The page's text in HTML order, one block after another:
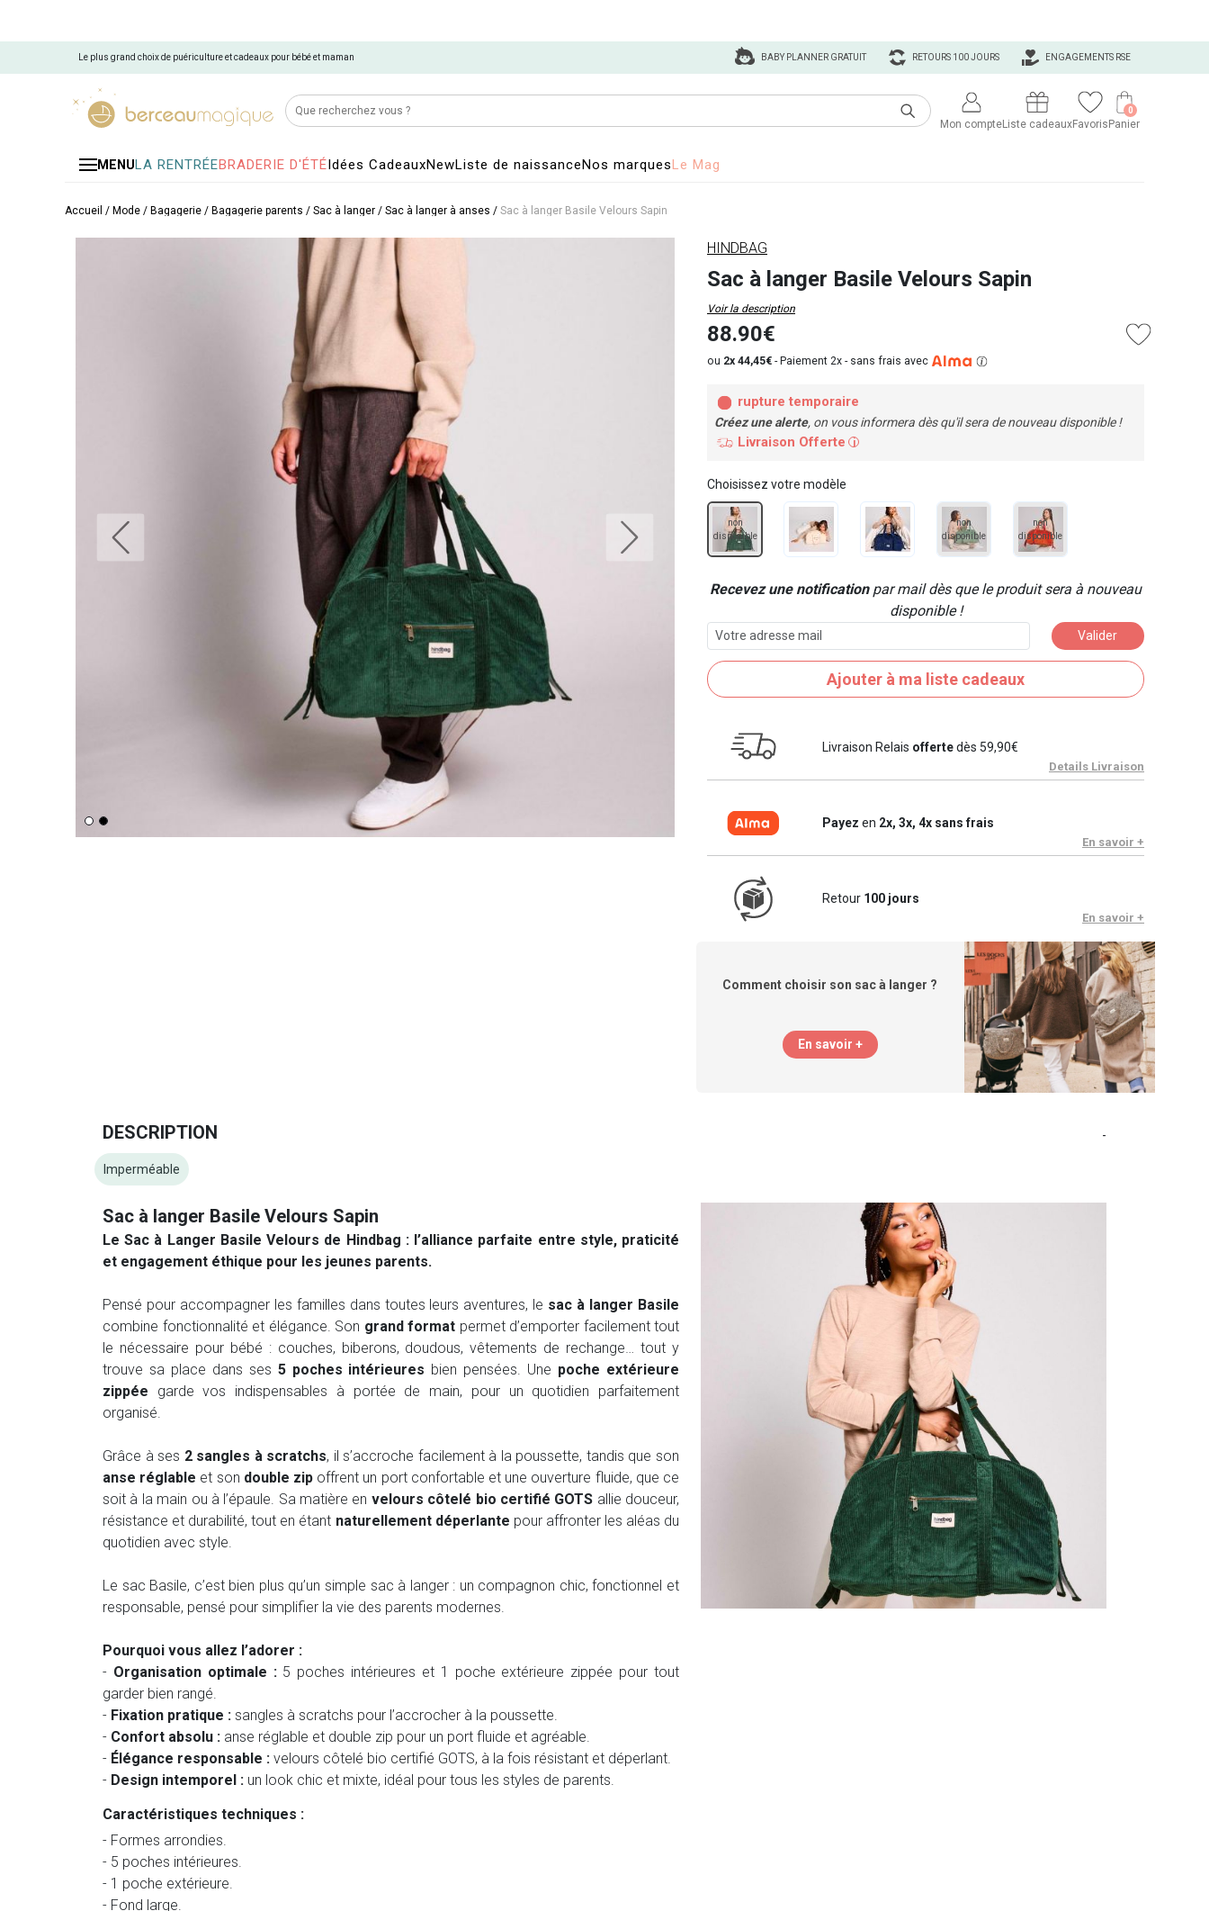
Le plus grand choix de puériculture et cadeaux pour bébé et maman ENGAGEMENTS RSE
RETOURS 100 JOURS
BABY PLANNER GRATUIT
Mon compteListe cadeauxFavoris Panier
0
MENULA RENTRÉEBRADERIE D'ÉTÉIdées CadeauxNewListe de naissanceNos marquesLe Mag
Accueil / Mode / Bagagerie / Bagagerie parents / Sac à langer / Sac à langer à anses / Sac à langer Basile Velours Sapin
HINDBAG
Sac à langer Basile Velours Sapin
Voir la description
88.90€
ou 2x 44,45€ - Paiement 2x -sans frais avec
rupture temporaire
Créez une alerte, on vous informera dès qu'il sera de nouveau disponible !
Livraison Offerte i
Choisissez votre modèle
non
disponible
non
disponible
non
disponible
Recevez une notificationpar mail dès que le produit sera à nouveau
disponible !
Valider
Ajouter à ma liste cadeaux
Livraison Relais offertedès 59,90€
Details Livraison
Payez en 2x, 3x, 4x sans frais
En savoir +
Retour 100 jours
En savoir +
Comment choisir son sac à langer ?
En savoir +
DESCRIPTION -
Imperméable
Sac à langer Basile Velours Sapin
Le Sac à Langer Basile Velours de Hindbag : l’alliance parfaite entre style, praticité
et engagement éthique pour les jeunes parents.
Pensé pour accompagner les familles dans toutes leurs aventures, le sac à langer Basile
combine fonctionnalité et élégance. Son grand format permet d’emporter facilement tout
le nécessaire pour bébé : couches, biberons, doudous, vêtements de rechange… tout y
trouve sa place dans ses 5 poches intérieures bien pensées. Une poche extérieure
zippée garde vos indispensables à portée de main, pour un quotidien parfaitement
organisé.
Grâce à ses 2 sangles à scratchs, il s’accroche facilement à la poussette, tandis que son
anse réglable et son double zip offrent un port confortable et une ouverture fluide, que ce
soit à la main ou à l’épaule. Sa matière en velours côtelé bio certifié GOTS allie douceur,
résistance et durabilité, tout en étant naturellement déperlante pour affronter les aléas du
quotidien avec style.
Le sac Basile, c’est bien plus qu’un simple sac à langer : un compagnon chic, fonctionnel et
responsable, pensé pour simplifier la vie des parents modernes.
Pourquoi vous allez l’adorer :
- Organisation optimale :5 poches intérieures et 1 poche extérieure zippée pour tout
garder bien rangé.
- Fixation pratique : sangles à scratchs pour l’accrocher à la poussette.
- Confort absolu : anse réglable et double zip pour un port fluide et agréable.
- Élégance responsable : velours côtelé bio certifié GOTS, à la fois résistant et déperlant.
- Design intemporel : un look chic et mixte, idéal pour tous les styles de parents.
Caractéristiques techniques :
- Formes arrondies.
- 5 poches intérieures.
- 1 poche extérieure.
- Fond large.